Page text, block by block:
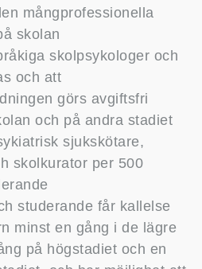
mångprofessionella
skolan
skolpsykologer och
och att
görs avgiftsfri
och på andra stadiet
sjukskötare,
skolkurator per 500
studerande får kallelse
minst en gång i de lägre
på högstadiet och en